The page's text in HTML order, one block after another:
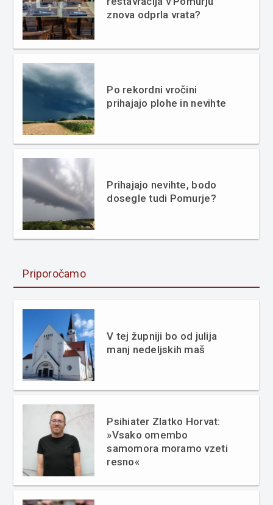
znova odprla vrata?
Po rekordni vročini
prihajajo plohe in nevihte
Prihajajo nevihte, bodo
dosegle tudi Pomurje?
Priporočamo
V tej župniji bo od julija
manj nedeljskih maš
Psihiater Zlatko Horvat:
»Vsako omembo
samomora moramo vzeti
resno«